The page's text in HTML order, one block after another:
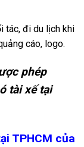
tác, đi du lịch khi
cáo, logo.
phép
tài xế tại
TPHCM của